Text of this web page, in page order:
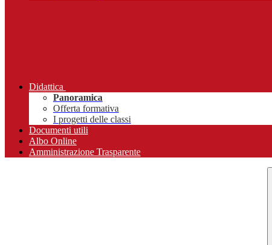
Didattica
Panoramica
Offerta formativa
I progetti delle classi
Documenti utili
Albo Online
Amministrazione Trasparente